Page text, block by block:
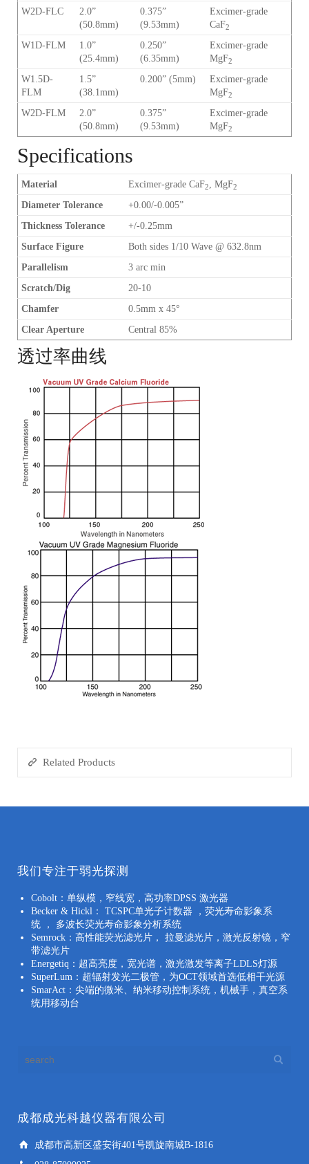
W2D-FLC
2.0”
(50.8mm)
0.375”
(9.53mm)
Excimer-grade
CaF2
W1D-FLM
1.0”
(25.4mm)
0.250”
(6.35mm)
Excimer-grade
MgF2
W1.5D-
FLM
1.5”
(38.1mm)
0.200” (5mm)
Excimer-grade
MgF2
W2D-FLM
2.0”
(50.8mm)
0.375”
(9.53mm)
Excimer-grade
MgF2
Specifications
Material Excimer-grade CaF2, MgF2
Diameter Tolerance
+0.00/-0.005”
Thickness Tolerance
+/-0.25mm
Surface Figure
Both sides 1/10 Wave @ 632.8nm
Parallelism
3 arc min
Scratch/Dig
20-10
Chamfer
0.5mm x 45°
Clear Aperture
Central 85%
透过率曲线
Related Products
我们专注于弱光探测
Cobolt：单纵模，窄线宽，高功率DPSS 激光器
Becker & Hickl： TCSPC单光子计数器 ，荧光寿命影象系
统 ， 多波长荧光寿命影象分析系统
Semrock：高性能荧光滤光片， 拉曼滤光片，激光反射镜，窄
带滤光片
Energetiq：超高亮度，宽光谱，激光激发等离子LDLS灯源
SuperLum：超辐射发光二极管，为OCT领域首选低相干光源
SmarAct：尖端的微米、纳米移动控制系统，机械手，真空系
统用移动台
成都成光科越仪器有限公司
成都市高新区盛安街401号凯旋南城B-1816